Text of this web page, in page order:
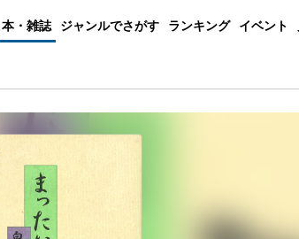
本・雑誌 ジャンルでさがす ランキング イベント